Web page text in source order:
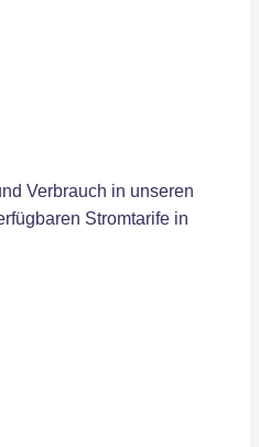
Verbrauch in unseren
Stromtarife in